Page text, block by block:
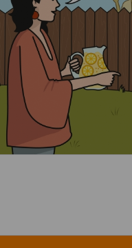
Leer más